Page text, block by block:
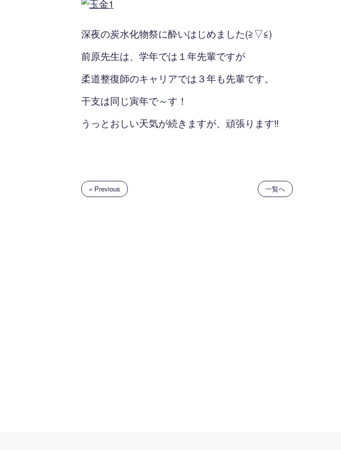
深夜の炭水化物祭に酔いはじめました(≧▽≦)
前原先生は、学年では１年先輩ですが
柔道整復師のキャリアでは３年も先輩です。
干支は同じ寅年で～す！
うっとおしい天気が続きますが、頑張ります‼
« Previous 一覧へ